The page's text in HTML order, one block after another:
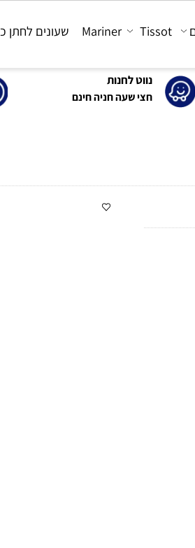
נווט לחנות
חצי שעה חניה חינם
Tissot
Mariner שעונים לחתן כלה